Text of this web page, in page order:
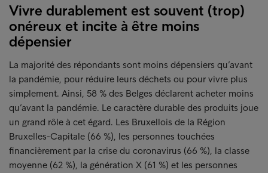
Vivre durablement est souvent (trop)
onéreux et incite à être moins
dépensier
La majorité des répondants sont moins dépensiers qu’avant
la pandémie, pour réduire leurs déchets ou pour vivre plus
simplement. Ainsi, 58 % des Belges déclarent acheter moins
qu’avant la pandémie. Le caractère durable des produits joue
un grand rôle à cet égard. Les Bruxellois de la Région
Bruxelles-Capitale (66 %), les personnes touchées
financièrement par la crise du coronavirus (66 %), la classe
moyenne (62 %), la génération X (61 %) et les personnes